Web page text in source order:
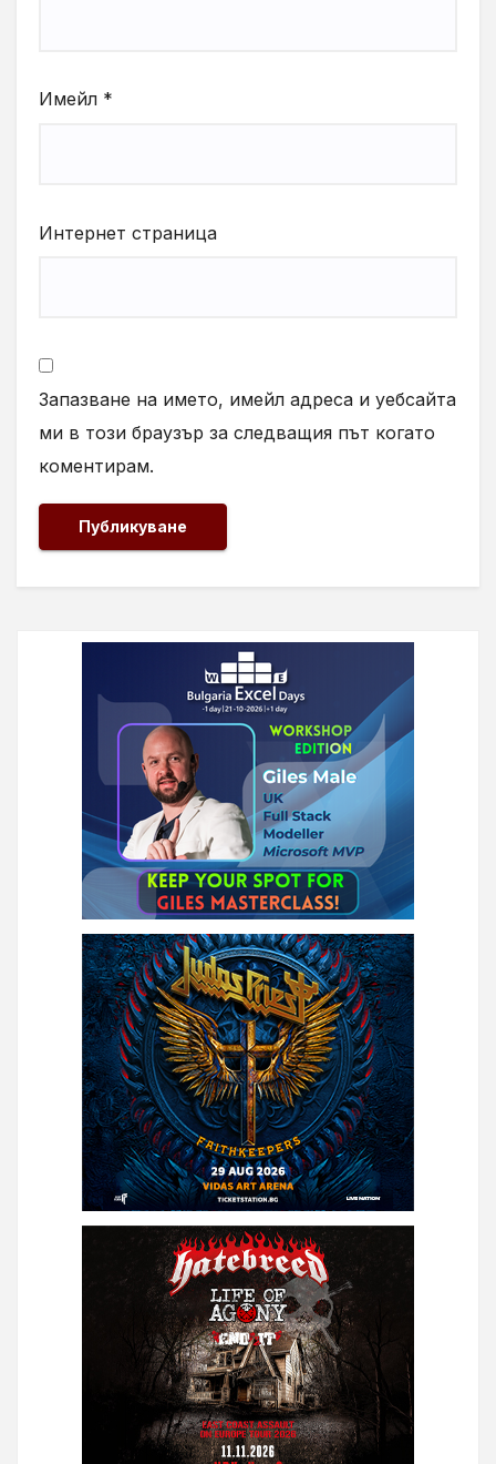
Имейл *
Интернет страница
Запазване на името, имейл адреса и уебсайта
ми в този браузър за следващия път когато
коментирам.